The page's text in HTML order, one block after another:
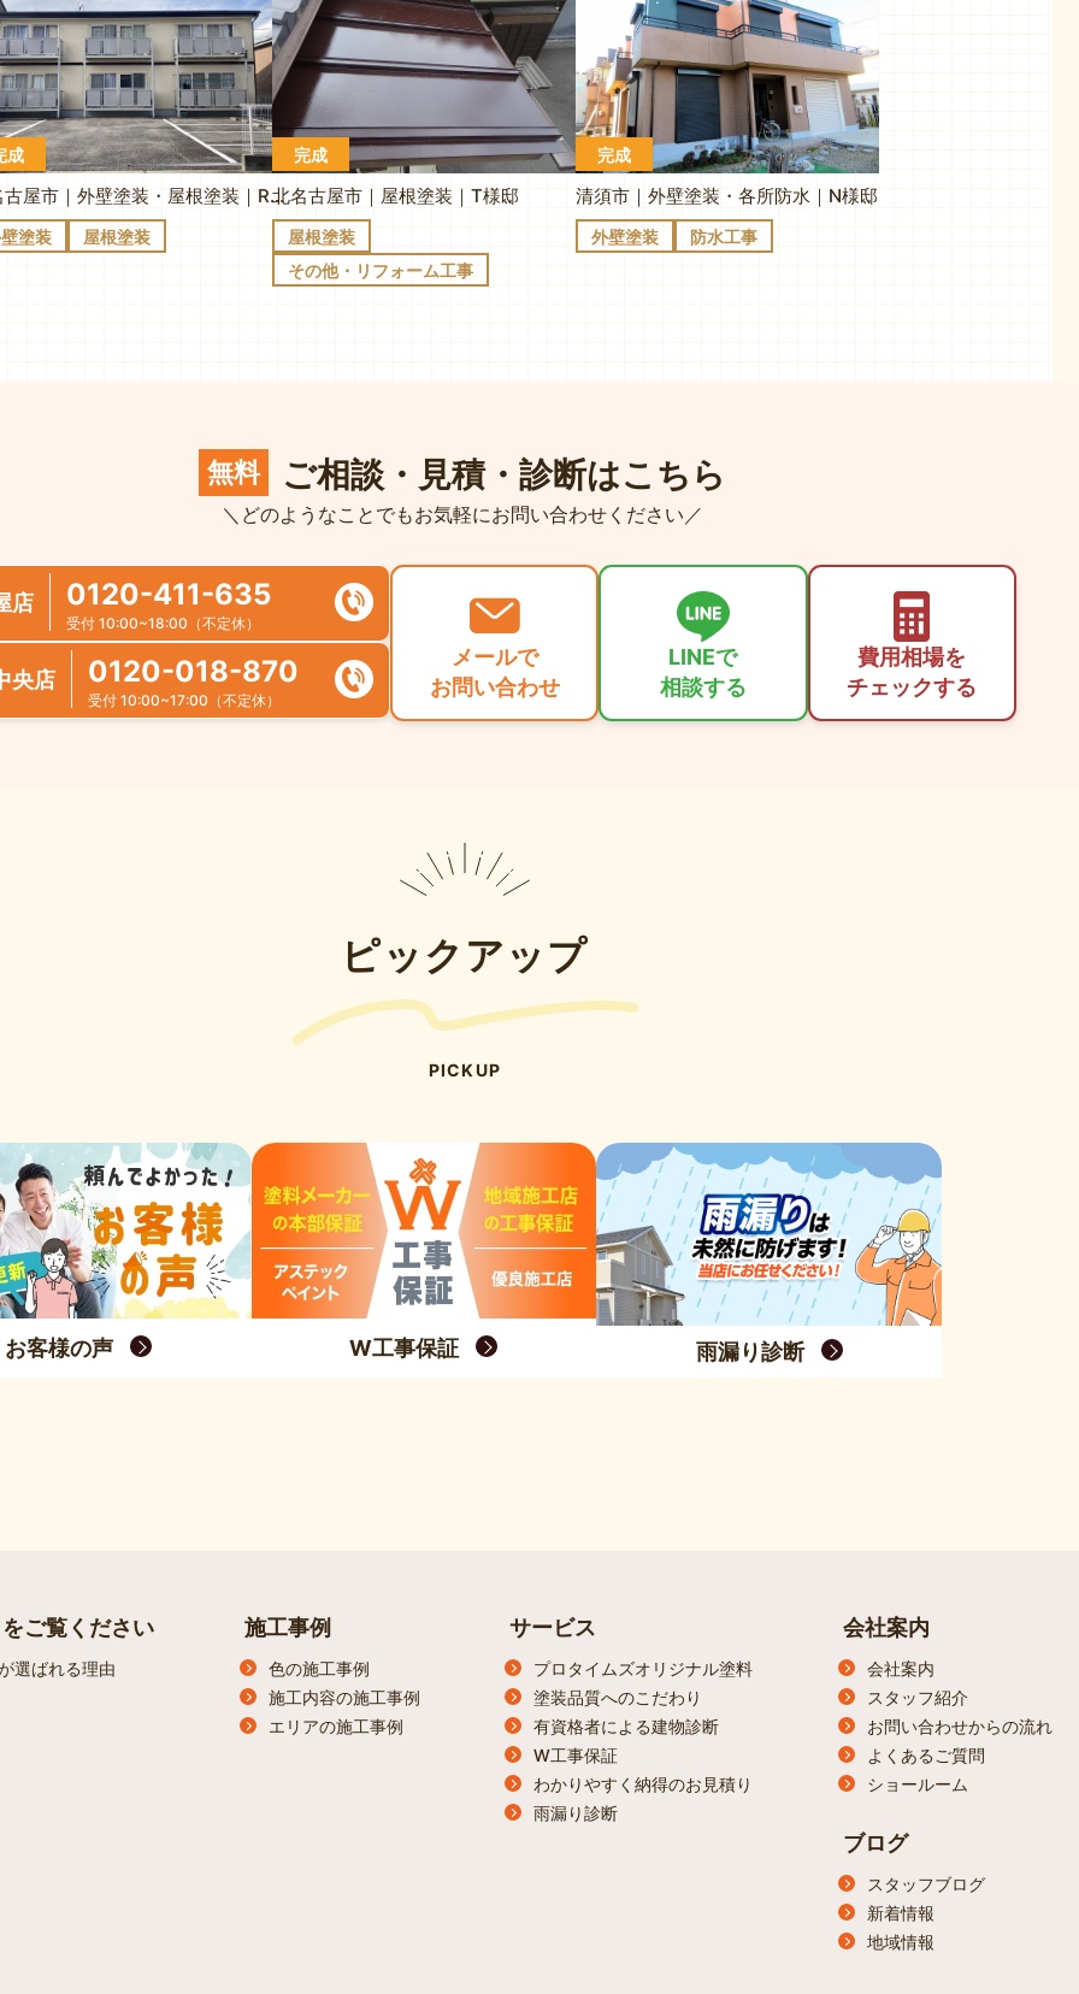
成
北名古屋市｜外壁塗装・屋根塗装｜Rアパート
塗装 屋根塗装
完成
北名古屋市｜屋根塗装｜T様邸
屋根塗装
その他・リフォーム工事
完成
清須市｜外壁塗装・各所防水｜N様邸
外壁塗装 防水工事
無料 ご相談・見積・診断はこちら
＼どのようなことでもお気軽にお問い合わせください／
店 0120-411-635
受付 10:00~18:00（不定休）
央店 0120-018-870
受付 10:00~17:00（不定休）
メールで
お問い合わせ
LINEで
相談する
費用相場を
チェックする
ピックアップ
PICKUP
お客様の声 W工事保証 雨漏り診断
ご覧ください
選ばれる理由
施工事例
色の施工事例
施工内容の施工事例
エリアの施工事例
サービス
プロタイムズオリジナル塗料
塗装品質へのこだわり
有資格者による建物診断
W工事保証
わかりやすく納得のお見積り
雨漏り診断
会社案内
会社案内
スタッフ紹介
お問い合わせからの流れ
よくあるご質問
ショールーム
ブログ
スタッフブログ
新着情報
地域情報